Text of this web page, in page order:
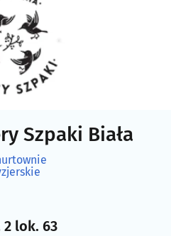
Szpaki Biała
2 lok. 63